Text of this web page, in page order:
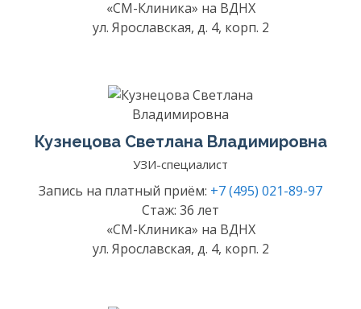
«СМ-Клиника» на ВДНХ
ул. Ярославская, д. 4, корп. 2
Кузнецова Светлана Владимировна
УЗИ-специалист
Запись на платный приём: +7 (495) 021-89-97
Стаж: 36 лет
«СМ-Клиника» на ВДНХ
ул. Ярославская, д. 4, корп. 2